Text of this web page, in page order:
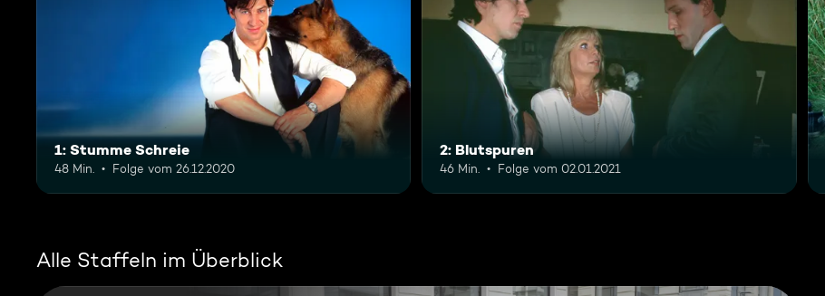
1: Stumme Schreie
48 Min. Folge vom 26.12.2020
2: Blutspuren
46 Min. Folge vom 02.01.2021
Alle Staffeln im Überblick